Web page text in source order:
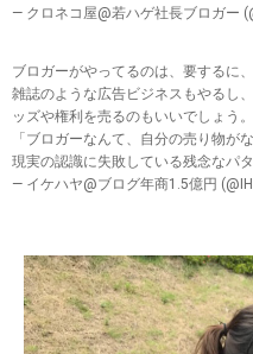
— クロネコ屋@若ハゲ社長ブロガー
ブロガーがやってるのは、要するに
雑誌のような広告ビジネスもやるし
ッズや権利を売るのもいいでしょう。
「ブロガーなんて、自分の売り物が
現実の認識に失敗している残念なパタ
— イケハヤ@ブログ年商1.5億円